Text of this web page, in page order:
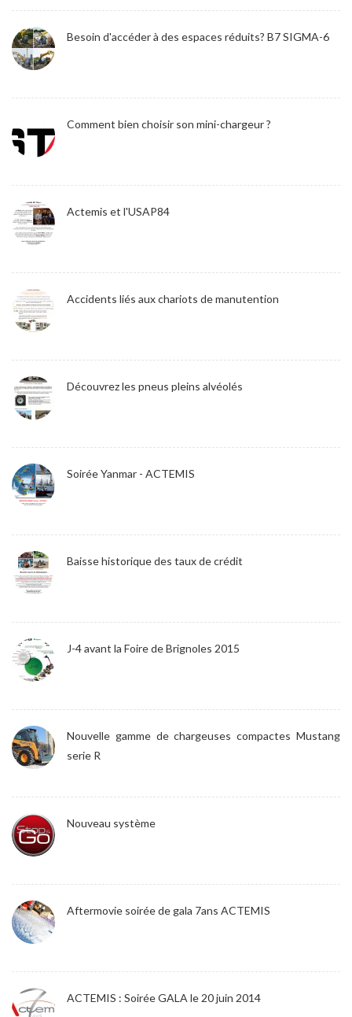
Besoin d'accéder à des espaces réduits? B7 SIGMA-6
Comment bien choisir son mini-chargeur ?
Actemis et l'USAP84
Accidents liés aux chariots de manutention
Découvrez les pneus pleins alvéolés
Soirée Yanmar - ACTEMIS
Baisse historique des taux de crédit
J-4 avant la Foire de Brignoles 2015
Nouvelle gamme de chargeuses compactes Mustang
serie R
Nouveau système
Aftermovie soirée de gala 7ans ACTEMIS
ACTEMIS : Soirée GALA le 20 juin 2014